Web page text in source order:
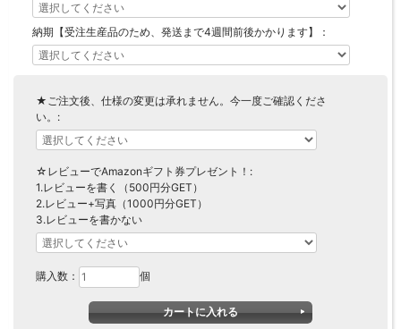
納期【受注生産品のため、発送まで4週間前後かかります】：
★ご注文後、仕様の変更は承れません。今一度ご確認くださ
い。:
☆レビューでAmazonギフト券プレゼント！:
1.レビューを書く（500円分GET）
2.レビュー+写真（1000円分GET）
3.レビューを書かない
購入数： 個